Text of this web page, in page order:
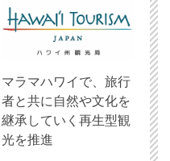
マラマハワイで、旅行
者と共に自然や文化を
継承していく再生型観
光を推進